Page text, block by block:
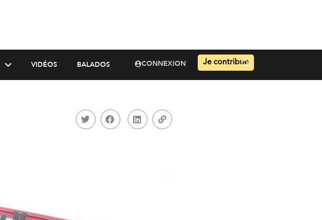
VIDÉOS BALADOS CONNEXION Je contribue